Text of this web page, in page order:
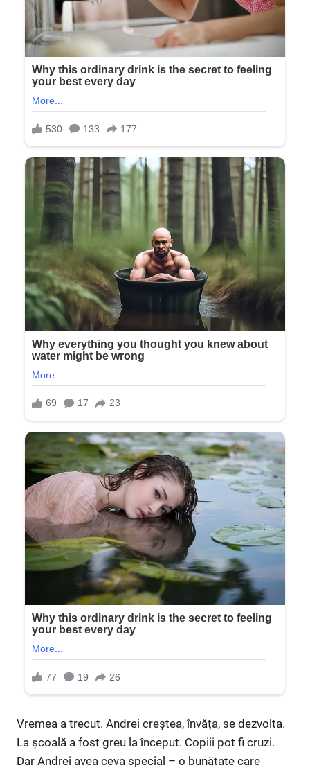
Vremea a trecut. Andrei creștea, învăța, se dezvolta.
La școală a fost greu la început. Copiii pot fi cruzi.
Dar Andrei avea ceva special – o bunătate care